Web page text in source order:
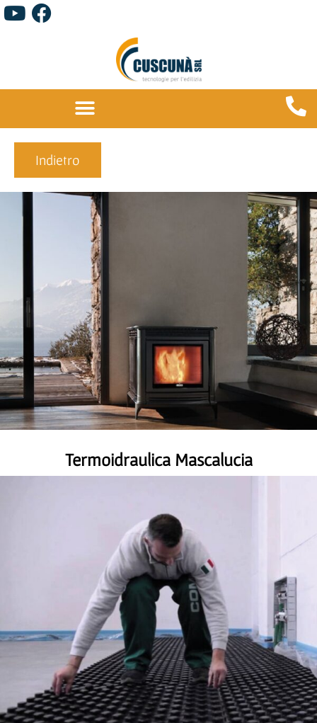
Indietro
Termoidraulica Mascalucia